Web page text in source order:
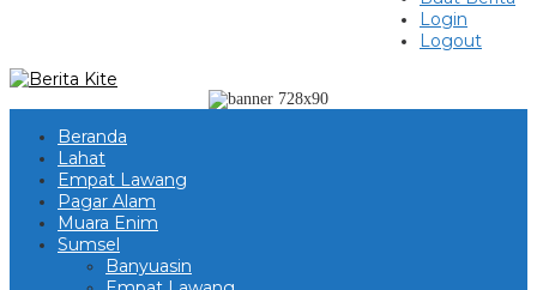
Login
Logout
Beranda
Lahat
Empat Lawang
Pagar Alam
Muara Enim
Sumsel
Banyuasin